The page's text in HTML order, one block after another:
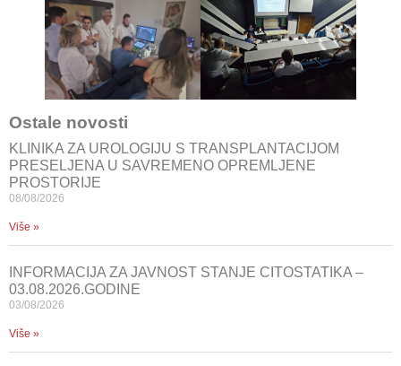
Ostale novosti
KLINIKA ZA UROLOGIJU S TRANSPLANTACIJOM
PRESELJENA U SAVREMENO OPREMLJENE
PROSTORIJE
08/08/2026
Više »
INFORMACIJA ZA JAVNOST STANJE CITOSTATIKA –
03.08.2026.GODINE
03/08/2026
Više »